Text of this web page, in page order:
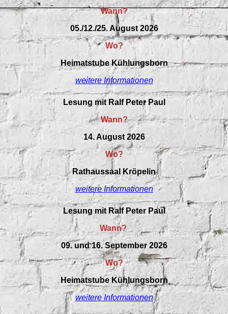
Wann?
05./12./25. August 2026
Wo?
Heimatstube Kühlungsborn
weitere Informationen
Lesung mit Ralf Peter Paul
Wann?
14. August 2026
Wo?
Rathaussaal Kröpelin
weitere Informationen
Lesung mit Ralf Peter Paul
Wann?
09. und 16. September 2026
Wo?
Heimatstube Kühlungsborn
weitere Informationen